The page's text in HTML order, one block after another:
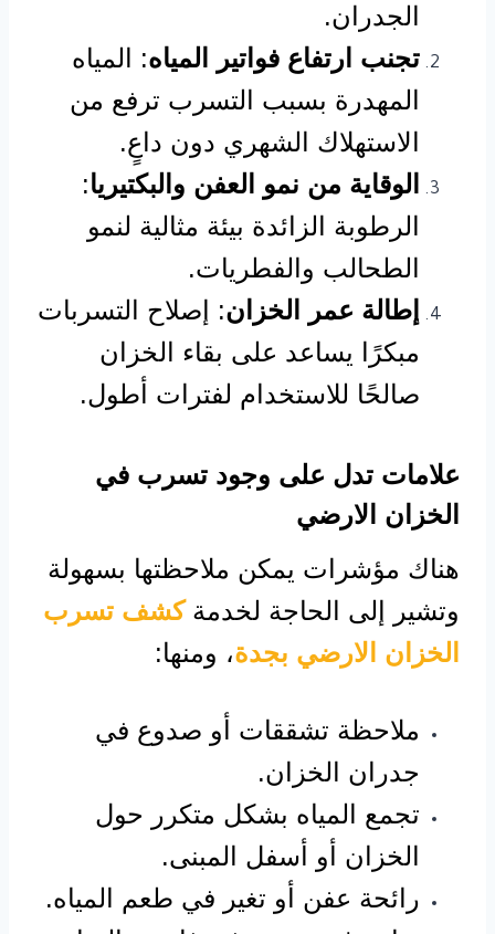
الجدران.
تجنب ارتفاع فواتير المياه: المياه
المهدرة بسبب التسرب ترفع من
الاستهلاك الشهري دون داعٍ.
الوقاية من نمو العفن والبكتيريا:
الرطوبة الزائدة بيئة مثالية لنمو
الطحالب والفطريات.
إطالة عمر الخزان: إصلاح التسربات
مبكرًا يساعد على بقاء الخزان
صالحًا للاستخدام لفترات أطول.
علامات تدل على وجود تسرب في
الخزان الارضي
هناك مؤشرات يمكن ملاحظتها بسهولة
وتشير إلى الحاجة لخدمةكشف تسرب
الخزان الارضي بجدة، ومنها:
ملاحظة تشققات أو صدوع في
جدران الخزان.
تجمع المياه بشكل متكرر حول
الخزان أو أسفل المبنى.
رائحة عفن أو تغير في طعم المياه.